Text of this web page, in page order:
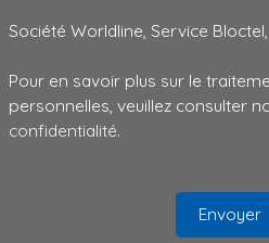
Société Worldline, Service Bloctel,
Pour en savoir plus sur le
personnelles, veuillez consulter
confidentialité.
Envoyer